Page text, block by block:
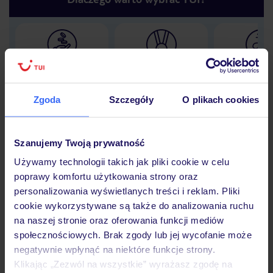
Zgoda Szczegóły O plikach cookies
Szanujemy Twoją prywatność
Używamy technologii takich jak pliki cookie w celu
poprawy komfortu użytkowania strony oraz
personalizowania wyświetlanych treści i reklam. Pliki
cookie wykorzystywane są także do analizowania ruchu
na naszej stronie oraz oferowania funkcji mediów
społecznościowych. Brak zgody lub jej wycofanie może
negatywnie wpłynąć na niektóre funkcje strony.
Klikając „Zezwól na wszystkie” wyrażasz zgodę na
Lider niskich cen 30 lat w
Hotel
Opinie
Pokoje